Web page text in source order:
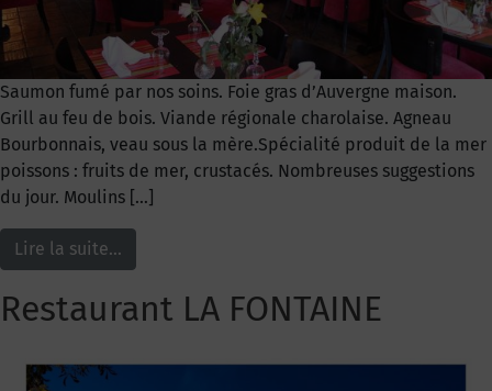
Saumon fumé par nos soins. Foie gras d’Auvergne maison.
Grill au feu de bois. Viande régionale charolaise. Agneau
Bourbonnais, veau sous la mère.Spécialité produit de la mer
poissons : fruits de mer, crustacés. Nombreuses suggestions
du jour. Moulins […]
Lire la suite…
Restaurant LA FONTAINE